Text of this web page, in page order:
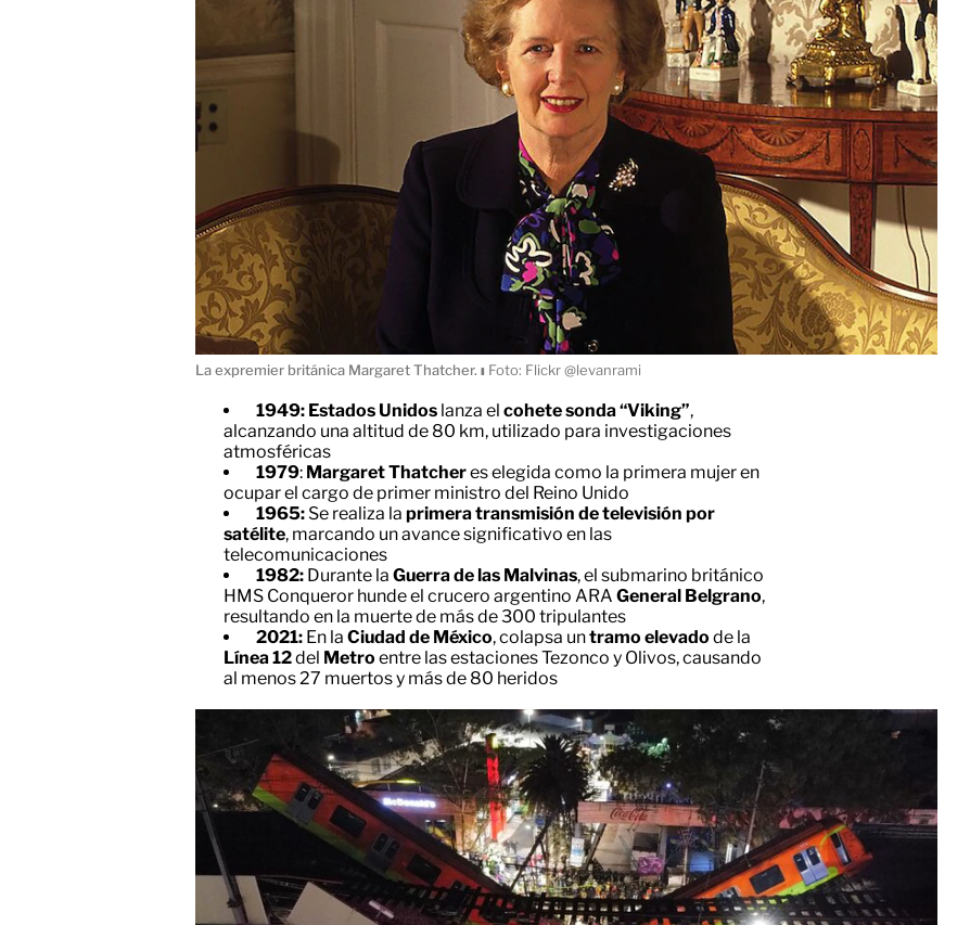
La expremier británica Margaret Thatcher.ı Foto: Flickr @levanrami
1949: Estados Unidos lanza el cohete sonda “Viking”,
alcanzando una altitud de 80 km, utilizado para investigaciones
atmosféricas
1979: Margaret Thatcheres elegida como la primera mujer en
ocupar el cargo de primer ministro del Reino Unido
1965: Se realiza la primera transmisión de televisión por
satélite, marcando un avance significativo en las
telecomunicaciones
1982: Durante la Guerra de las Malvinas, el submarino británico
HMS Conqueror hunde el crucero argentino ARA General Belgrano,
resultando en la muerte de más de 300 tripulantes
2021: En la Ciudad de México, colapsa untramo elevado de la
Línea 12del Metro entre las estaciones Tezonco y Olivos, causando
al menos 27 muertos y más de 80 heridos